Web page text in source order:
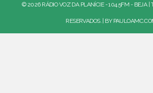
© 2026 RÁDIO VOZ DA PLANÍCIE - 104.5FM - BEJA |
RESERVADOS. | BY